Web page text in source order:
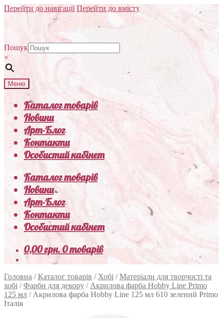
Перейти до навігації Перейти до вмісту
Пошук
×
Меню
Каталог товарів
Новини
Арт-Блог
Контакти
Особистий кабінет
Каталог товарів
Новини
Арт-Блог
Контакти
Особистий кабінет
0,00грн.0 товарів
Головна /Каталог товарів / Хобі /Матеріали для творчості та
хобі /Фарби для декору / Акрилова фарба Hobby Line Primo
125 мл / Акрилова фарба Hobby Line 125 мл 610 зелений Primo
Італія